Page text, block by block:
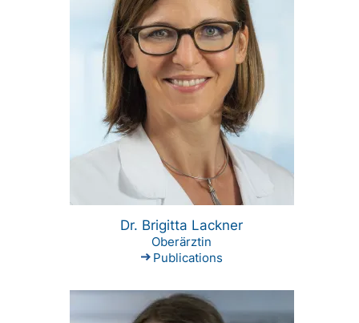
Dr. Brigitta Lackner
Oberärztin
Publications